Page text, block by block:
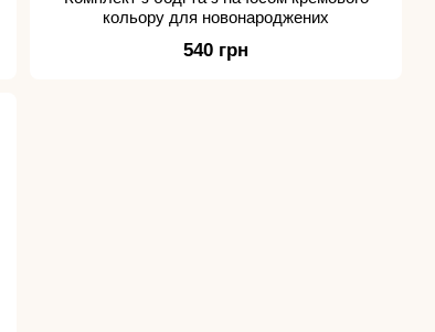
кольору для новонароджених
540 грн